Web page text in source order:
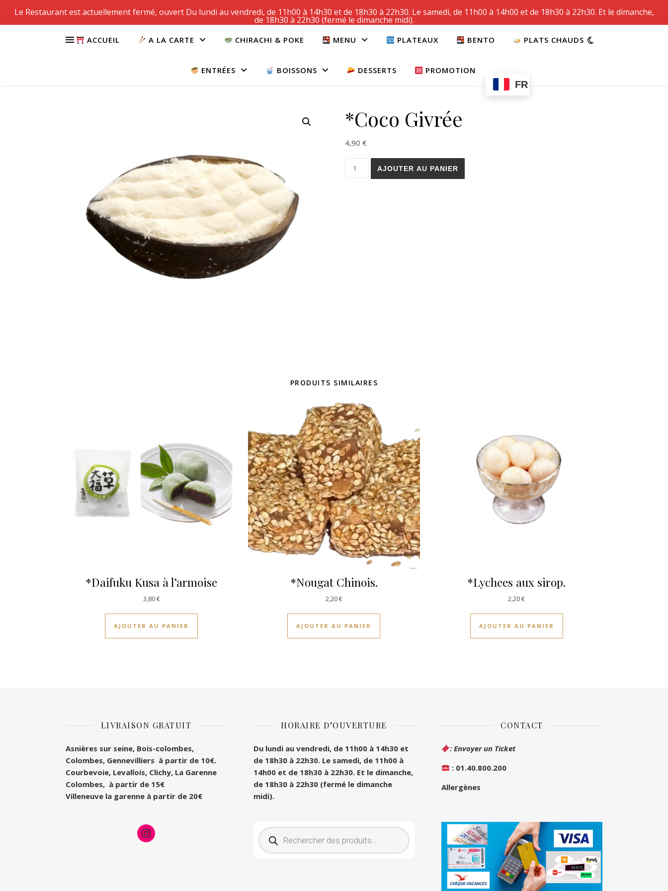
MON COMPTE PANIER CLICK-COLLECT
ACCUEIL A LA CARTE CHIRACHI & POKE MENU PLATEAUX BENTO PLATS CHAUDS
ENTRÉES BOISSONS DESSERTS PROMOTION
FR
*Coco Givrée
4,90 €
quantité de *Coco Givrée
AJOUTER AU PANIER
PRODUITS SIMILAIRES
*Daifuku Kusa à l’armoise
3,80€
AJOUTER AU PANIER
*Nougat Chinois.
2,20€
AJOUTER AU PANIER
*Lychees aux sirop.
2,20€
AJOUTER AU PANIER
LIVRAISON GRATUIT
Asnières sur seine, Bois-colombes,
Colombes, Gennevilliers à partir de 10€.
Courbevoie, Levallois, Clichy, La Garenne
Colombes, à partir de 15€
Villeneuve la garenne à partir de 20€
HORAIRE D’OUVERTURE
Du lundi au vendredi, de 11h00 à 14h30 et
de 18h30 à 22h30. Le samedi, de 11h00 à
14h00 et de 18h30 à 22h30. Et le dimanche,
de 18h30 à 22h30 (fermé le dimanche
midi).
CONTACT
: Envoyer un Ticket
: 01.40.800.200
Allergènes
Instagram Recherche de produits
Le Restaurant est actuellement fermé, ouvert Du lundi au vendredi, de 11h00 à 14h30 et de 18h30 à 22h30. Le samedi, de 11h00 à 14h00 et de 18h30 à 22h30. Et le dimanche,
de 18h30 à 22h30 (fermé le dimanche midi).